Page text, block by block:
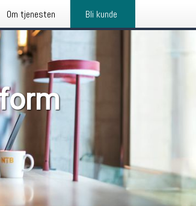
Om tjenesten Bli kunde